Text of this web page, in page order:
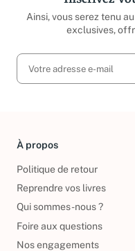
Ainsi, vous serez tenu
exclusives,
À propos
Politique de retour
Reprendre vos livres
Qui sommes-nous ?
Foire aux questions
Nos engagements